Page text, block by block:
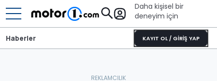
Daha kişisel bir
deneyim için
KAYIT OL / GİRİŞ YAP
Haberler